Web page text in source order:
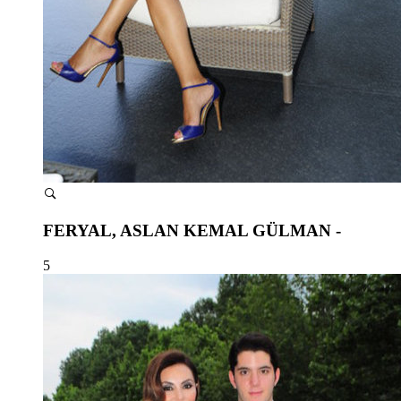
FERYAL, ASLAN KEMAL GÜLMAN -
5